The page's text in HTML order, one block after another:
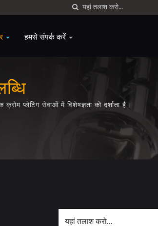
हमसे संपर्क करें
प्लेटिंग सेवाओं में विशेषज्ञता को दर्शाता है।